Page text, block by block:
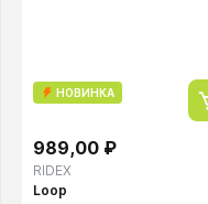
НОВИНКА
RIDEX
989,00 ₽
Loop